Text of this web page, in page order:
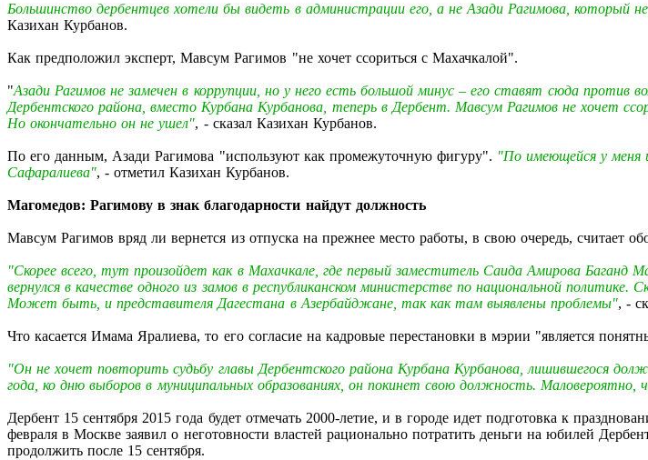
Большинство дербентцев хотели бы видеть в администрации его, а не Азади Рагимова, который
Казихан Курбанов.
Как предположил эксперт, Мавсум Рагимов "не хочет ссориться с Махачкалой".
"Азади Рагимов не замечен в коррупции, но у него есть большой минус – его ставят сюда
Дербентского района, вместо Курбана Курбанова, теперь в Дербент. Мавсум Рагимов не хочет
Но окончательно он не ушел", - сказал Казихан Курбанов.
По его данным, Азади Рагимова "используют как промежуточную фигуру". "По имеющейся у меня
Сафаралиева", - отметил Казихан Курбанов.
Магомедов: Рагимову в знак благодарности найдут должность
Мавсум Рагимов вряд ли вернется из отпуска на прежнее место работы, в свою очередь, считает
"Скорее всего, тут произойдет как в Махачкале, где первый заместитель Саида Амирова
вернулся в качестве одного из замов в республиканском министерстве по национальной
Может быть, и представителя Дагестана в Азербайджане, так как там выявлены проблемы", -
Что касается Имама Яралиева, то его согласие на кадровые перестановки в мэрии "является
"Он не хочет повторить судьбу главы Дербентского района Курбана Курбанова, лишившегося
года, ко дню выборов в муниципальных образованиях, он покинет свою должность.
Дербент 15 сентября 2015 года будет отмечать 2000-летие, и в городе идет подготовка к
февраля в Москве заявил о неготовности властей рационально потратить деньги на юбилей
продолжить после 15 сентября.